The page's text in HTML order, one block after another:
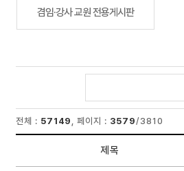
겸임·강사 교원 전용게시판
전체 : 57149 , 페이지 : 3579/3810
제목